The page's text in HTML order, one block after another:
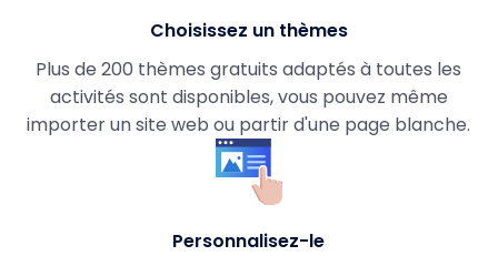
Choisissez un thèmes
Plus de 200 thèmes gratuits adaptés à toutes les
activités sont disponibles, vous pouvez même
importer un site web ou partir d'une page blanche.
Personnalisez-le